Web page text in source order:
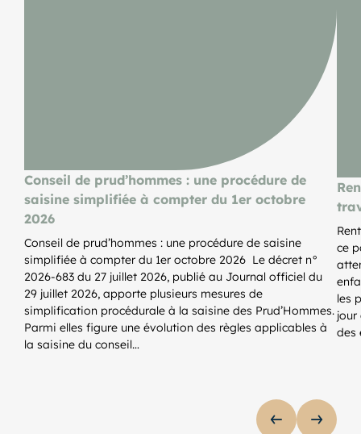
Conseil de prud’hommes : une procédure de
saisine simplifiée à compter du 1er octobre
2026
Conseil de prud’hommes : une procédure de saisine
simplifiée à compter du 1er octobre 2026 Le décret n°
2026-683 du 27 juillet 2026, publié au Journal officiel du
29 juillet 2026, apporte plusieurs mesures de
simplification procédurale à la saisine des Prud’Hommes.
Parmi elles figure une évolution des règles applicables à
la saisine du conseil…
ce
les
jour
des
AFFICHER